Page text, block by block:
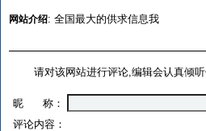
网站介绍: 全国最大的供求信息我
请对该网站进行评论,编辑会认真倾
昵 称：
评论内容：